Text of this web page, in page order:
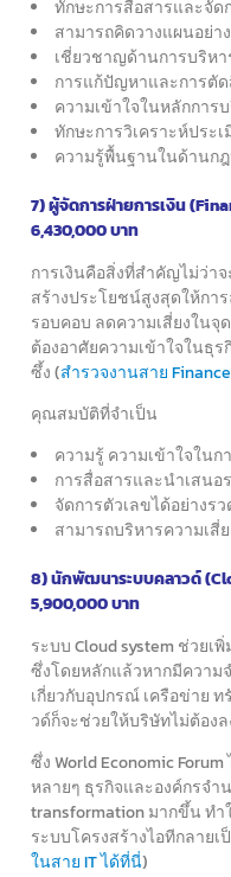
ทักษะการสื่อสารและจัด
สามารถคิดวางแผนอย่า
เชี่ยวชาญด้านการบริห
การแก้ปัญหาและการตั
ความเข้าใจในหลักการ
ทักษะการวิเคราะห์ประ
ความรู้พื้นฐานในด้านก
7) ผู้จัดการฝ่ายการเงิน
6,430,000 บาท
การเงินคือสิ่งที่สำคัญไม่ว่า
สร้างประโยชน์สูงสุดให้กา
รอบคอบ ลดความเสี่ยงในจุ
ต้องอาศัยความเข้าใจในธุ
ซึ้ง (สำรวจงานสาย
คุณสมบัติที่จำเป็น
ความรู้ ความเข้าใจในก
การสื่อสารและนำเสนอ
จัดการตัวเลขได้อย่างรว
สามารถบริหารความเสี่
8) นักพัฒนาระบบคลาวด์
5,900,000 บาท
ระบบ Cloud system ช่วย
ซึ่งโดยหลักแล้วหากมีความ
เกี่ยวกับอุปกรณ์ เครือข่าย
วด์ก็จะช่วยให้บริษัทไม่ต้อง
ซึ่ง World Economic
หลายๆ ธุรกิจและองค์กรจำ
transformation มากขึ้นทำ
ระบบโครงสร้างไอทีกลายเ
ในสาย IT ได้ที่นี่)